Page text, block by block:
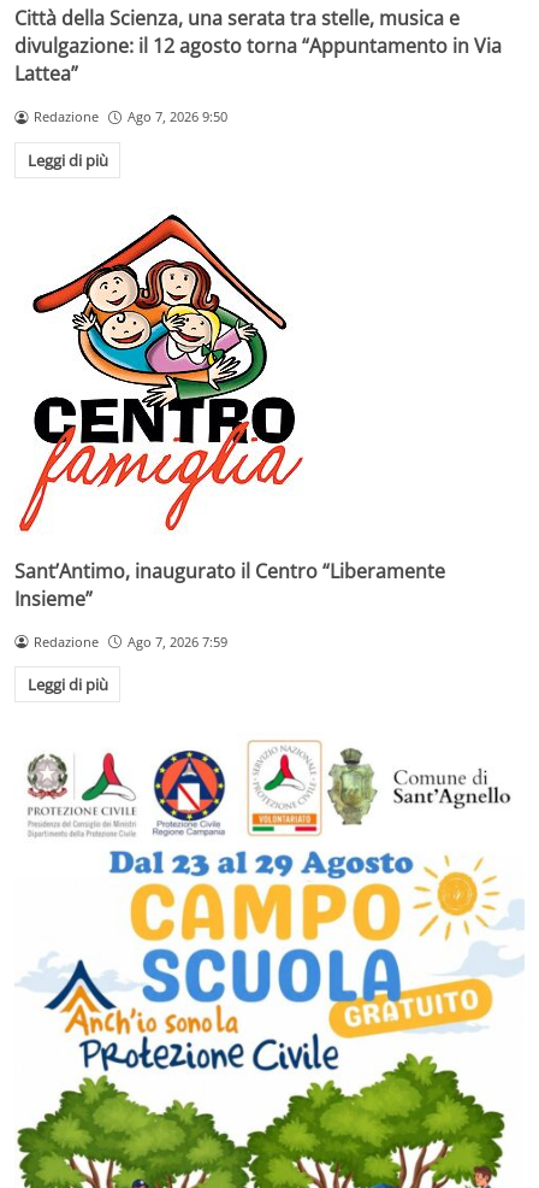
Città della Scienza, una serata tra stelle, musica e
divulgazione: il 12 agosto torna “Appuntamento in Via
Lattea”
Redazione Ago 7, 2026 9:50
Leggi di più
Sant’Antimo, inaugurato il Centro “Liberamente
Insieme”
Redazione Ago 7, 2026 7:59
Leggi di più